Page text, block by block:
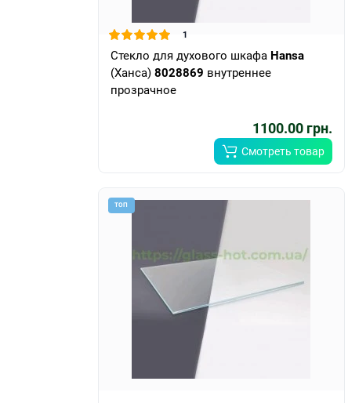
1
Стекло для духового шкафа Hansa
(Ханса) 8028869 внутреннее
прозрачное
1100.00 грн.
Смотреть товар
ТОП